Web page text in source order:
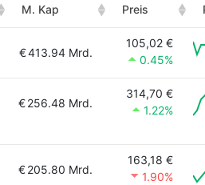
M. Kap Preis
€413.94 Mrd.
105,02 €
0.45%
€256.48 Mrd.
314,70 €
1.22%
€205.80 Mrd.
163,18 €
1.90%